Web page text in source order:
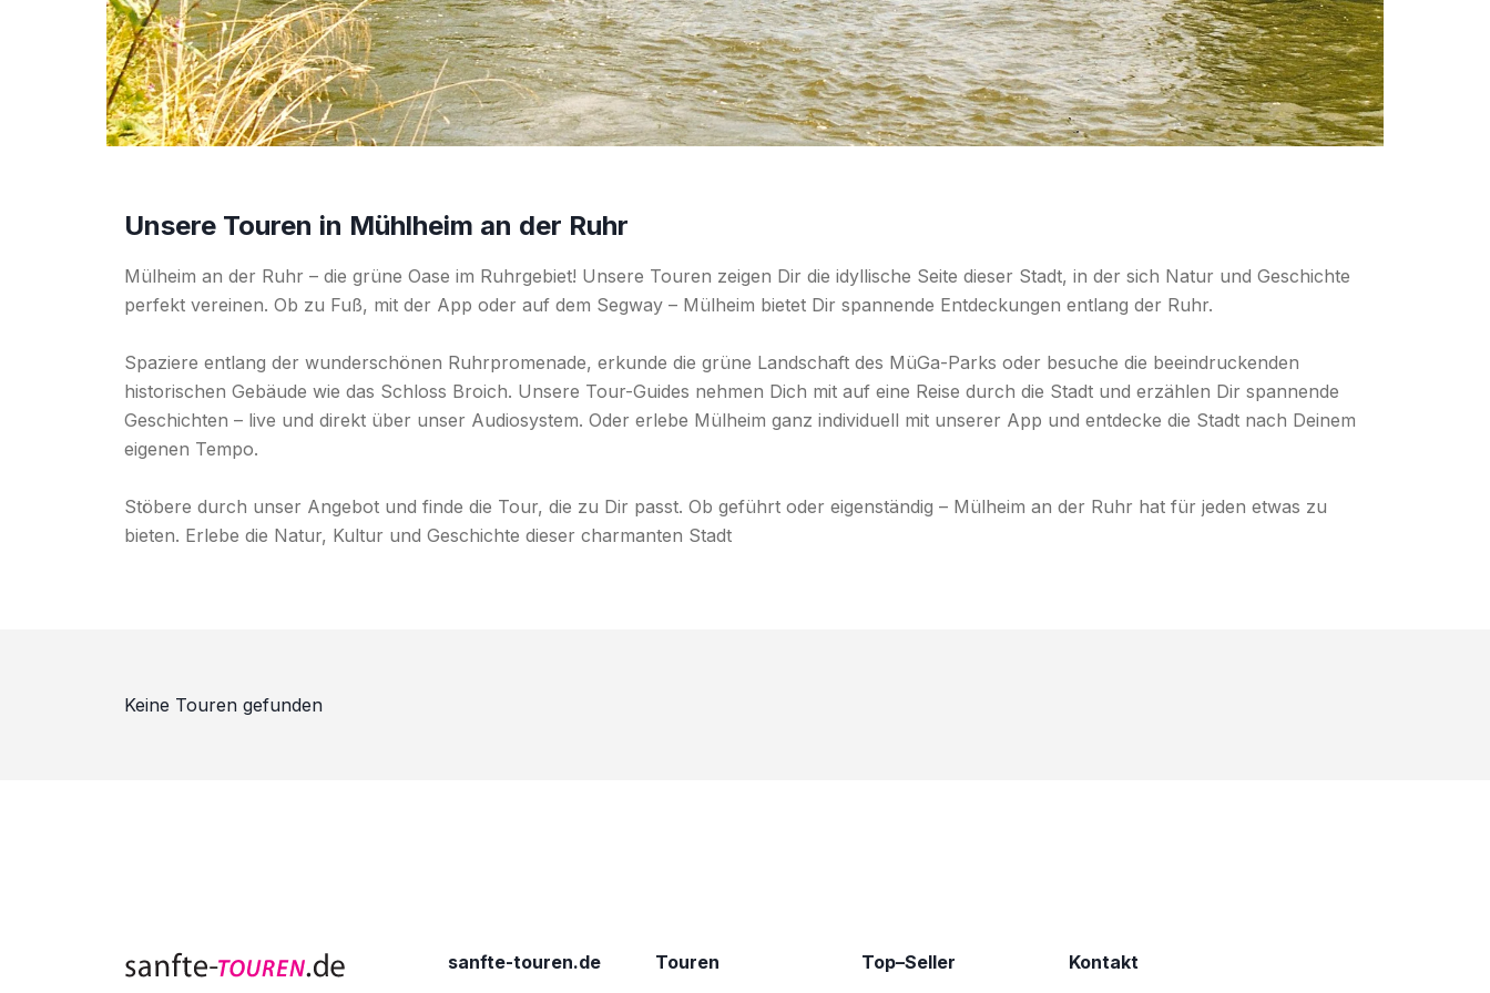
Unsere Touren in Mühlheim an der Ruhr
Mülheim an der Ruhr – die grüne Oase im Ruhrgebiet! Unsere Touren zeigen Dir die idyllische Seite dieser Stadt, in der sich Natur und Geschichte
perfekt vereinen. Ob zu Fuß, mit der App oder auf dem Segway – Mülheim bietet Dir spannende Entdeckungen entlang der Ruhr.
Spaziere entlang der wunderschönen Ruhrpromenade, erkunde die grüne Landschaft des MüGa-Parks oder besuche die beeindruckenden
historischen Gebäude wie das Schloss Broich. Unsere Tour-Guides nehmen Dich mit auf eine Reise durch die Stadt und erzählen Dir spannende
Geschichten – live und direkt über unser Audiosystem. Oder erlebe Mülheim ganz individuell mit unserer App und entdecke die Stadt nach Deinem
eigenen Tempo.
Stöbere durch unser Angebot und finde die Tour, die zu Dir passt. Ob geführt oder eigenständig – Mülheim an der Ruhr hat für jeden etwas zu
bieten. Erlebe die Natur, Kultur und Geschichte dieser charmanten Stadt
Keine Touren gefunden
sanfte-touren.de Touren Top–Seller Kontakt